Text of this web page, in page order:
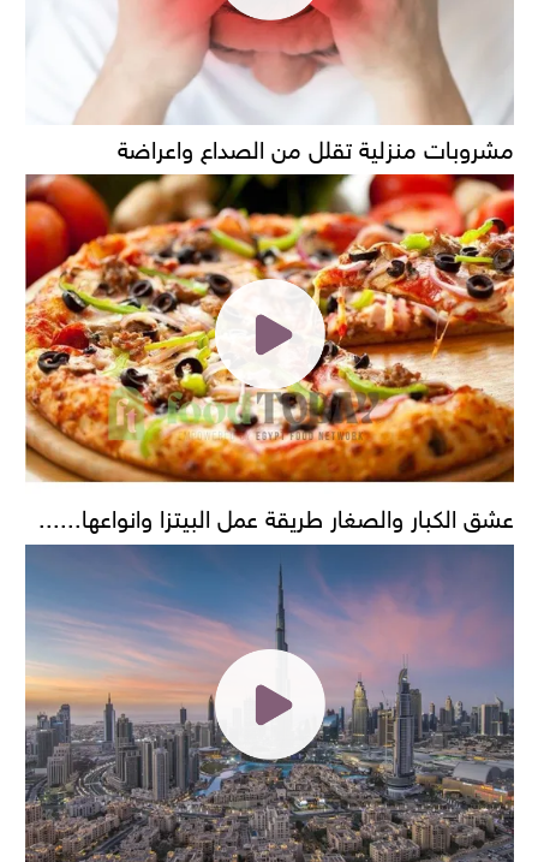
مشروبات منزلية تقلل من الصداع واعراضة
عشق الكبار والصغار طريقة عمل البيتزا وانواعها......